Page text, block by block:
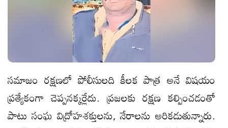
సమాజం రక్షణలో పోలీసులది కీలక పాత్ర అనే విషయం
ప్రత్యేకంగా చెప్పనక్కర్లేదు. ప్రజలకు రక్షణ కల్పించడంతో
పాటు సంఘ విద్రోహశక్తులను, నేరాలను అరికడుతున్నారు.